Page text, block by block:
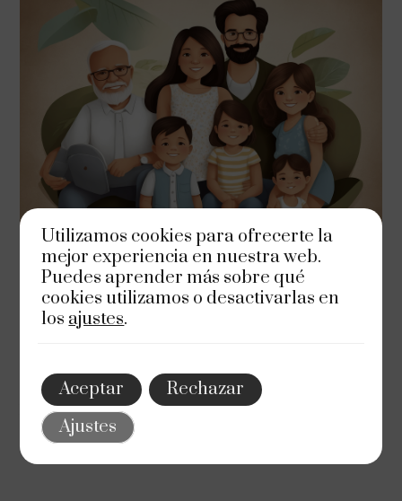
enero 14, 2026
Tiempo de lectura:7 minutos
La Transformación del Derecho de Familia en
Explora la evolución del Derecho de Familia y su
adaptación a las nuevas realidades y derechos
humanos.
Utilizamos cookies para ofrecerte la
mejor experiencia en nuestra web.
Puedes aprender más sobre qué
cookies utilizamos o desactivarlas en
los ajustes.
Aceptar
Rechazar
Ajustes